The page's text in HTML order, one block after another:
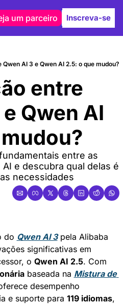
Autores
um parceiro Inscreva-se
AI 3 e Qwen AI 2.5: o que mudou?
entre
Qwen AI
entre as
e descubra qual delas é
necessidades
do Qwen AI 3 pela Alibaba
significativas em
o Qwen AI 2.5. Com
baseada na Mistura de
desempenho
e suporte para 119 idiomas,